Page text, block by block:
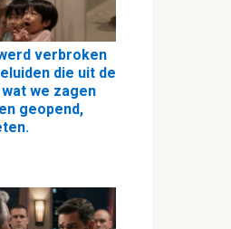
verbroken
die uit de
we zagen
geopend,